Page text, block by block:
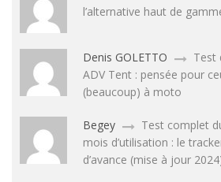
l’alternative haut de
Denis GOLETTO
Test
ADV Tent : pensée pour
(beaucoup) à moto
Begey
Test complet
mois d’utilisation : le
d’avance (mise à jour